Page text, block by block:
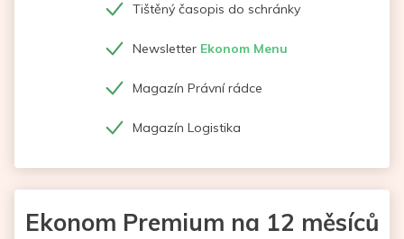
Tištěný časopis do schránky
Newsletter Ekonom Menu
Magazín Právní rádce
Magazín Logistika
Ekonom Premium na 12 měsíců